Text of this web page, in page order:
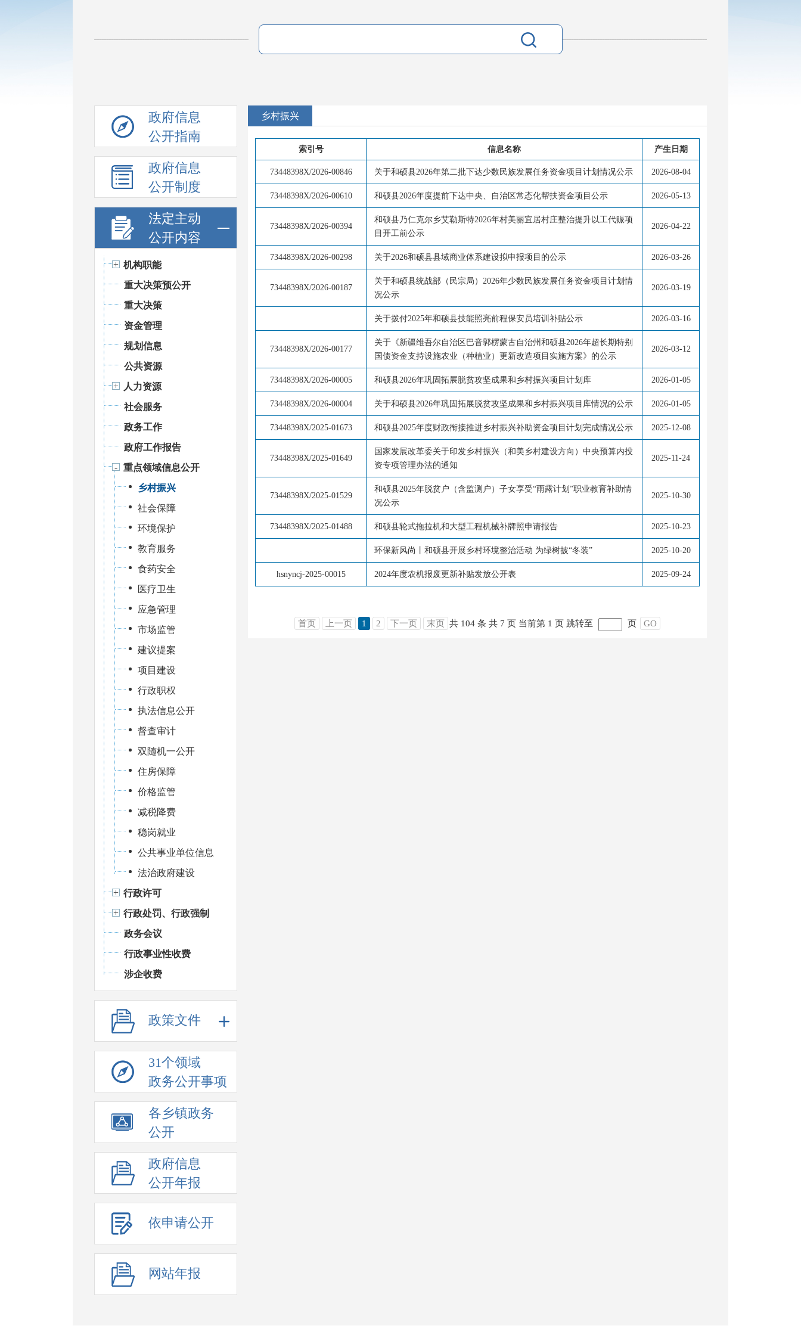
政府信息
公开指南
政府信息
公开制度
法定主动
公开内容
机构职能
重大决策预公开
重大决策
资金管理
规划信息
公共资源
人力资源
社会服务
政务工作
政府工作报告
重点领域信息公开
乡村振兴
社会保障
环境保护
教育服务
食药安全
医疗卫生
应急管理
市场监管
建议提案
项目建设
行政职权
执法信息公开
督查审计
双随机一公开
住房保障
价格监管
减税降费
稳岗就业
公共事业单位信息
法治政府建设
行政许可
行政处罚、行政强制
政务会议
行政事业性收费
涉企收费
政策文件
31个领域
政务公开事项
各乡镇政务
公开
政府信息
公开年报
依申请公开
网站年报
乡村振兴
索引号 信息名称 产生日期
73448398X/2026-00846 关于和硕县2026年第二批下达少数民族发展任务资金项目计划情况公示 2026-08-04
73448398X/2026-00610 和硕县2026年度提前下达中央、自治区常态化帮扶资金项目公示 2026-05-13
73448398X/2026-00394
和硕县乃仁克尔乡艾勒斯特2026年村美丽宜居村庄整治提升以工代赈项
目开工前公示
2026-04-22
73448398X/2026-00298 关于2026和硕县县域商业体系建设拟申报项目的公示 2026-03-26
73448398X/2026-00187
关于和硕县统战部（民宗局）2026年少数民族发展任务资金项目计划情
况公示
2026-03-19
关于拨付2025年和硕县技能照亮前程保安员培训补贴公示 2026-03-16
73448398X/2026-00177
关于《新疆维吾尔自治区巴音郭楞蒙古自治州和硕县2026年超长期特别
国债资金支持设施农业（种植业）更新改造项目实施方案》的公示
2026-03-12
73448398X/2026-00005 和硕县2026年巩固拓展脱贫攻坚成果和乡村振兴项目计划库 2026-01-05
73448398X/2026-00004 关于和硕县2026年巩固拓展脱贫攻坚成果和乡村振兴项目库情况的公示 2026-01-05
73448398X/2025-01673 和硕县2025年度财政衔接推进乡村振兴补助资金项目计划完成情况公示 2025-12-08
73448398X/2025-01649
国家发展改革委关于印发乡村振兴（和美乡村建设方向）中央预算内投
资专项管理办法的通知
2025-11-24
73448398X/2025-01529
和硕县2025年脱贫户（含监测户）子女享受“雨露计划”职业教育补助情
况公示
2025-10-30
73448398X/2025-01488 和硕县轮式拖拉机和大型工程机械补牌照申请报告 2025-10-23
环保新风尚丨和硕县开展乡村环境整治活动 为绿树披“冬装” 2025-10-20
hsnyncj-2025-00015 2024年度农机报废更新补贴发放公开表 2025-09-24
首页 上一页 1 2 下一页 末页 共 104 条 共 7 页 当前第 1 页 跳转至 页 GO